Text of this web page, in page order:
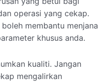
operasi yang cekap.
membantu menjana
khusus anda.
kualiti. Jangan
mengalirkan